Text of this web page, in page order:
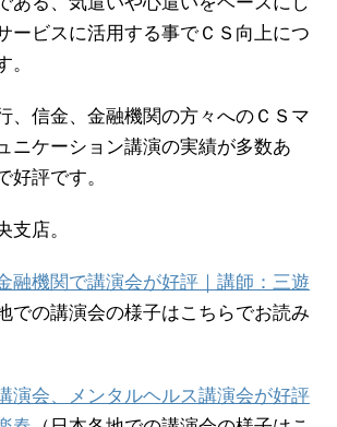
ービスに活用する事でＣＳ向上につ
。
、信金、金融機関の方々へのＣＳマ
ニケーション講演の実績が多数あ
好評です。
支店。
融機関で講演会が好評｜講師：三遊
での講演会の様子はこちらでお読み
演会、メンタルヘルス講演会が好評